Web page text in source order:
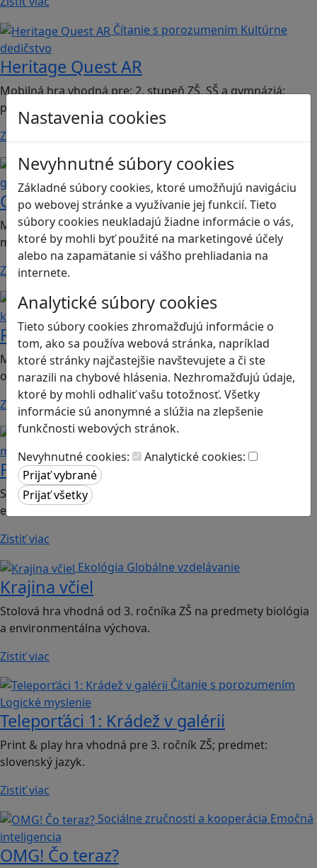
Nastavenia cookies
Nevyhnutné súbory cookies
Základné súbory cookies, ktoré umožňujú navigáciu
po webovej stránke a využívanie jej funkcií. Tieto
súbory cookies neukladajú žiadne informácie o vás,
ktoré by mohli byť použité na marketingové účely
alebo na zapamätanie si vášho prehliadania na
internete.
Analytické súbory cookies
Tieto súbory cookies zhromažďujú informácie o
tom, ako sa používa webová stránka, napríklad
ktoré stránky najčastejšie navštevujete a či ste
narazili na chybové hlásenia. Nezhromažďujú údaje,
ktoré by mohli odhaliť vašu totožnosť. Všetky
informácie sú anonymné a slúžia na zlepšenie
funkčnosti webových stránok.
Nevyhnutné cookies:
Analytické cookies:
Čítanie s porozumením Kultúrne
dedičstvo
Heritage Quest AR
Mobilná hra vhodná pre: 2. stupeň ZŠ, SŠ a gymnáziá;
predmet dejepis.
Zistiť viac
Kritické myslenie
gramotnosť
Chicken Intelligence Agency
Mobilná hra vhodná pre 2. stupeň ZŠ a SŠ; predmety:
mediálna výchova, informatika
Zistiť viac
Ľudské práva a toleranciaSociálne zručnosti a
kooperácia
Romoji
Mobilná hra vhodná pre 2. ročník ZŠ a SŠ; predmety:
občianska náuka, etická výchova.
Zistiť viac
Finančná gramotnosť
myslenie
Finančné príšery
Spoločenská hra vhodná pre 2. stupeň ZŠ a SŠ; predmet:
ekonómia
Zistiť viac
Ekológia Globálne vzdelávanie
Krajina včiel
Stolová hra vhodná od 3. ročníka ZŠ na predmety biológia
a environmentálna výchova.
Zistiť viac
Čítanie s porozumením
Logické myslenie
Teleporťáci 1: Krádež v galérii
Print & play hra vhodná pre 3. ročník ZŠ; predmet:
slovenský jazyk.
Zistiť viac
Sociálne zručnosti a kooperácia Emočná
inteligencia
OMG! Čo teraz?